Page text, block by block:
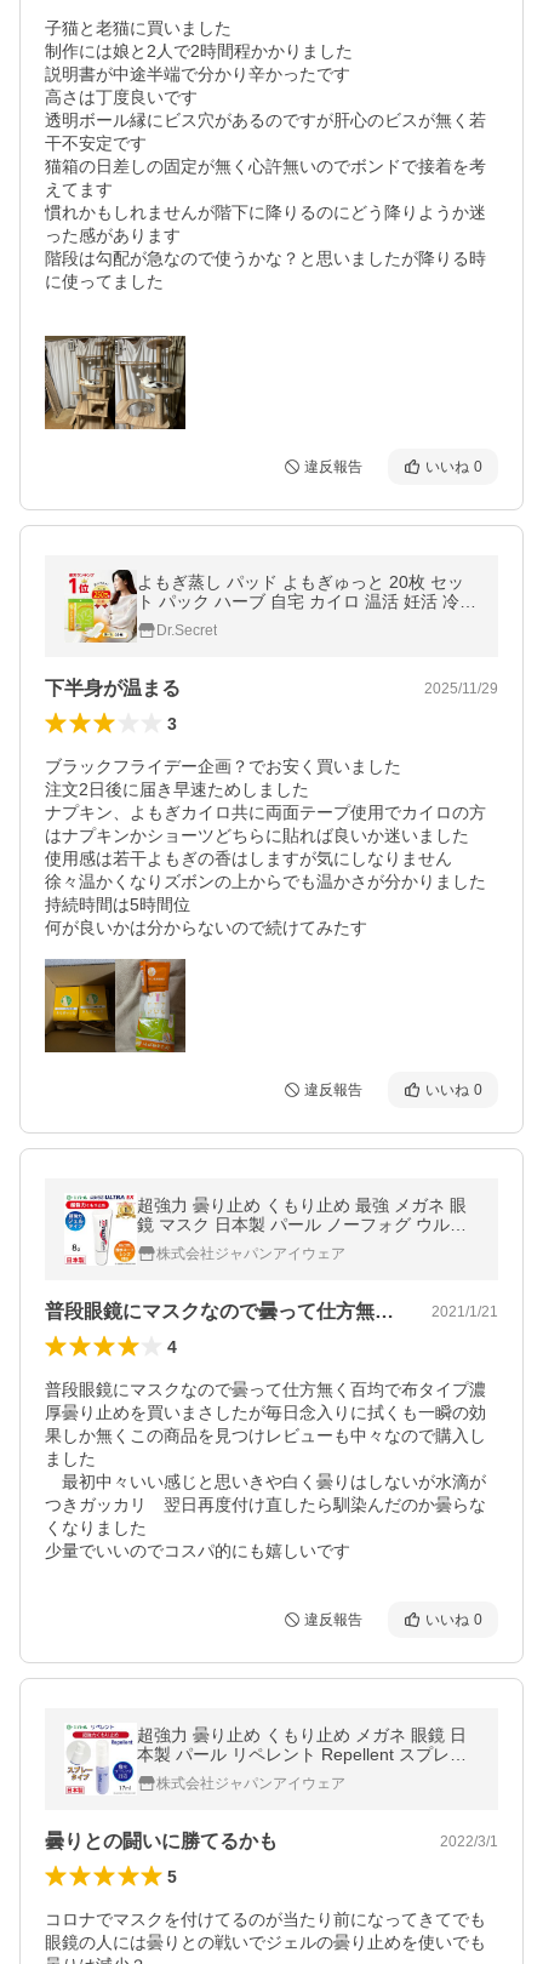
子猫と老猫に買いました
制作には娘と2人で2時間程かかりました
説明書が中途半端で分かり辛かったです
高さは丁度良いです
透明ボール縁にビス穴があるのですが肝心のビスが無く若
干不安定です
猫箱の日差しの固定が無く心許無いのでボンドで接着を考
えてます
慣れかもしれませんが階下に降りるのにどう降りようか迷
った感があります
階段は勾配が急なので使うかな？と思いましたが降りる時
に使ってました
違反報告 いいね 0
よもぎ蒸し パッド よもぎゅっと 20枚 セッ
ト パック ハーブ 自宅 カイロ 温活 妊活 冷え
性 冷え対策 グッズ 低温 寒さ 温熱 シート お
またカイロ
Dr.Secret
下半身が温まる 2025/11/29
3
ブラックフライデー企画？でお安く買いました
注文2日後に届き早速ためしました
ナプキン、よもぎカイロ共に両面テープ使用でカイロの方
はナプキンかショーツどちらに貼れば良いか迷いました
使用感は若干よもぎの香はしますが気にしなりません
徐々温かくなりズボンの上からでも温かさが分かりました
持続時間は5時間位
何が良いかは分からないので続けてみたす
違反報告 いいね 0
超強力 曇り止め くもり止め 最強 メガネ 眼
鏡 マスク 日本製 パール ノーフォグ ウルト
ラEX ノーフォグ・ウルトラEX メガネくもり
どめ クリーナー PEARL 爆買
株式会社ジャパンアイウェア
普段眼鏡にマスクなので曇って仕方無く百… 2021/1/21
4
普段眼鏡にマスクなので曇って仕方無く百均で布タイプ濃
厚曇り止めを買いまさしたが毎日念入りに拭くも一瞬の効
果しか無くこの商品を見つけレビューも中々なので購入し
ました
最初中々いい感じと思いきや白く曇りはしないが水滴が
つきガッカリ　翌日再度付け直したら馴染んだのか曇らな
くなりました
少量でいいのでコスパ的にも嬉しいです
違反報告 いいね 0
超強力 曇り止め くもり止め メガネ 眼鏡 日
本製 パール リペレント Repellent スプレー
タイプ メガネのくもり止め クリーナー PEA
RL レンズ 汚れ くもり 爆買
株式会社ジャパンアイウェア
曇りとの闘いに勝てるかも 2022/3/1
5
コロナでマスクを付けてるのが当たり前になってきてでも
眼鏡の人には曇りとの戦いでジェルの曇り止めを使いでも